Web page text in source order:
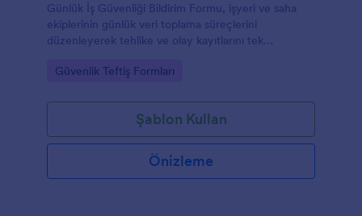
Günlük İş Güvenliği Bildirim Formu, işyeri ve saha
ekiplerinin günlük veri toplama süreçlerini
düzenleyerek tehlike ve olay kayıtlarını tek
form yanıtlarını düzenli yönetmesine yardımcı olur.
Go to Category:
Güvenlik Teftiş Formları
Şablon Kullan
Önizleme